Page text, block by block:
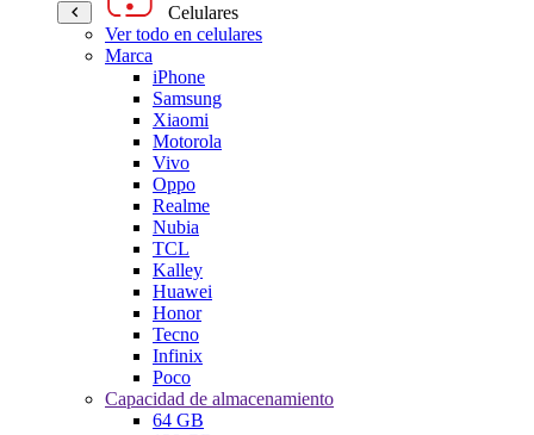
Celulares
Ver todo en celulares
Marca
iPhone
Samsung
Xiaomi
Motorola
Vivo
Oppo
Realme
Nubia
TCL
Kalley
Huawei
Honor
Tecno
Infinix
Poco
Capacidad de almacenamiento
64 GB